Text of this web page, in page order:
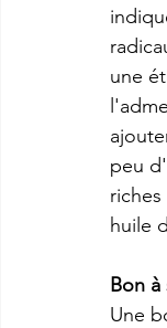
une
peu
huile
Bon à
Une